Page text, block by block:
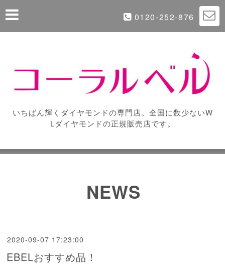
0120-252-876
いちばん輝くダイヤモンドの専門店。全国に数少ないW
Lダイヤモンドの正規販売店です。
NEWS
2020-09-07 17:23:00
EBELおすすめ品！